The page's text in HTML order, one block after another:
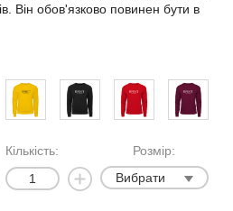
Він обов'язково повинен бути в
Кількість:
Розмір:
Вибрати